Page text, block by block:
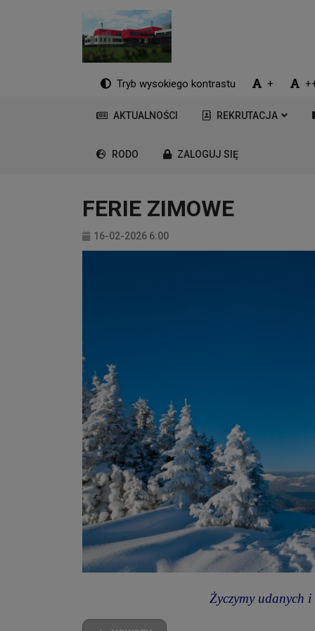
Tryb wysokiego kontrastu +
AKTUALNOŚCI REKRUTACJA
RODO ZALOGUJ SIĘ
FERIE ZIMOWE
16-02-2026 6:00
Życzymy udanych